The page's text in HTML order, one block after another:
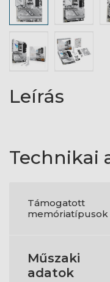
Leírás
Technikai
Támogatott
memóriatípusok
Műszaki
adatok